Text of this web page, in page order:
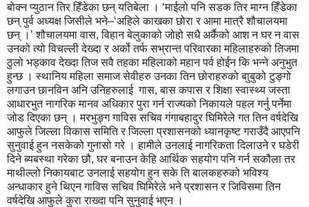
बोक्न प्युठान तिर हिँडेका छन् यतिबेला । ‘माईलो पनि सडक तिर माग्न हिँडेका
छन् पुर्व अध्यक्ष जिसीले भने–‘अहिले काखका छोरा र आमा मात्रै शौचालयमा
छन् ।’ शौचालयमा वास, विहान बेलुकाको जोहो सधै अर्कैको आश न घर न वास
उनको त्यो विचल्ली देख्दा र अर्को तर्फ सभ्रान्त परिवारका महिलाहरुको तिजमा
ठुलो भड्काव देख्दा तिज सवै तहका महिलाको महान पर्व होईन कि भन्ने अनुभुत
हुन्छ । स्थानिय महिला समाज सेवीहरु उनका तिन छोराहरुको बाुबुको टुङ्गो
लगाउन छानविन अनि उनिहरुलाई गास, बास कपास र शिक्षा स्वास्थ्य जस्ता
आधारभुत नागरिक मानव अधिकार पुरा गर्न राज्यको निकायले पहल गर्नु पर्नेमा
जोड दिएका छन् । मरभुङ्ग गाविस सचिव गंगाबहादुर घिमिरेले गत तिन वर्षदेखि
आफुले जिल्ला विकास समिति र जिल्ला प्रशासनको ध्यानकृष्ट गराउँदै आएपनि
सुनुवाई हुन नसकेको गुनासो गरे । हामीले उनलाई नागरिकता दिलाउने र घडेरी
दिने ब्यबस्था गरेका छौ, घर बनाउन केहि आर्थिक सहयोग पनि गर्न सकौला तर
माथील्लो निकायबाट उनलाई सहयोग हुन सके ति बालकहरुको भविश्य
अन्धाकार हुने थिएन गाविस सचिव घिमिरेले भने प्रशासन र जिविसमा तिन
वर्षदेखि आफुले कुरा राख्दा पनि सुनुवाई भएन ।